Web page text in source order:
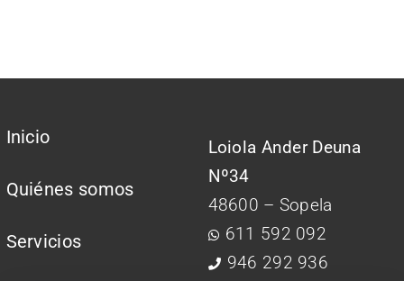
Inicio
Quiénes somos
Servicios
Loiola Ander Deuna
Nº34
48600 – Sopela
611 592 092
946 292 936